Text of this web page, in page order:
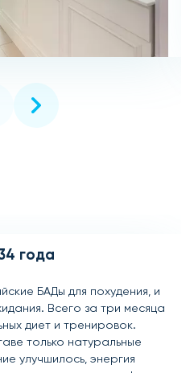
года
БАДы для похудения, и
Всего за три месяца
диет и тренировок.
только натуральные
улучшилось, энергия
год
на бегу привели к
к проверенным
помогли наладить
уходить уже через месяц.
кг. Отличный результат,
29 лет
не могла вернуться в
тайские БАДы для
восторге! Вес снизился на
улучшилось,
Натуральный состав и